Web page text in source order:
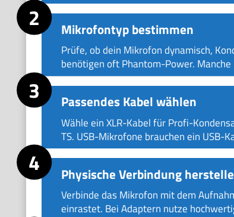
Mikrofontyp bestimmen
Prüfe, ob dein Mikrofon dynamisch,
benötigen oft Phantom-Power.
Passendes Kabel wählen
Wähle ein XLR-Kabel für Profi-
TS. USB-Mikrofone brauchen ein USB-
Physische Verbindung
Verbinde das Mikrofon mit dem
einrastet. Bei Adaptern nutze